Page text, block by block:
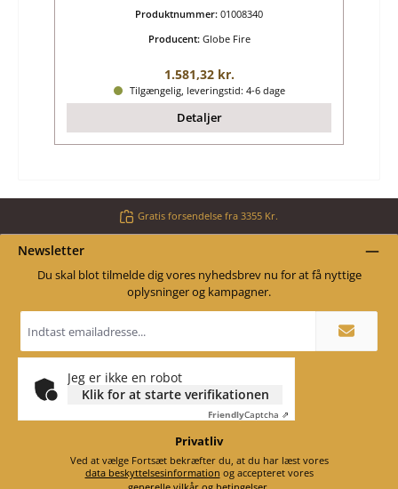
Produktnummer: 01008340
Producent: Globe Fire
Almindelig pris:
1.581,32 kr.
Tilgængelig, leveringstid: 4-6 dage
Detaljer
Gratis forsendelse fra 3355 Kr.
Newsletter
Du skal blot tilmelde dig vores nyhedsbrev nu for at få nyttige
oplysninger og kampagner.
adresse
*
Jeg er ikke en robot
Klik for at starte verifikationen
FriendlyCaptcha ⇗
Privatliv
Ved at vælge Fortsæt bekræfter du, at du har læst vores
data beskyttelsesinformation
og accepteret vores